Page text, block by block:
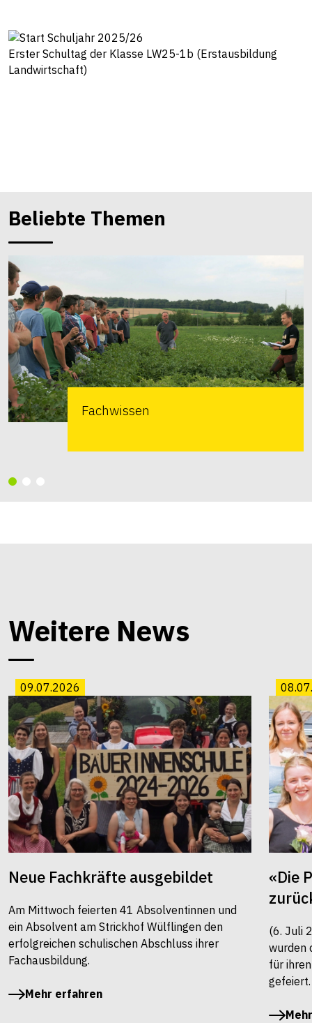
Erster Schultag der Klasse LW25-1b (Erstausbildung
Landwirtschaft)
Beliebte Themen
Fachwissen
Weitere News
09.07.2026
Neue Fachkräfte ausgebildet
Am Mittwoch feierten 41 Absolventinnen und
ein Absolvent am Strickhof Wülflingen den
erfolgreichen schulischen Abschluss ihrer
Fachausbildung.
Mehr erfahren
«Die
(6. Juli
wurden
für
gefeiert.